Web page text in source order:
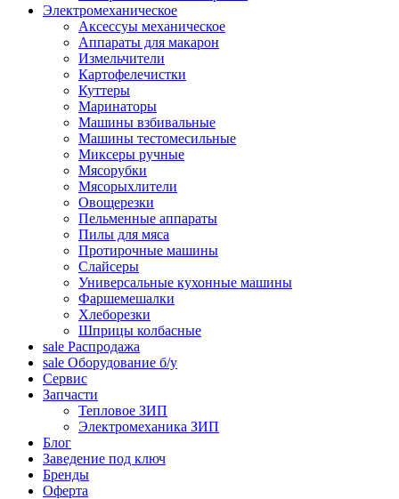
Электромеханическое
Аксессуы механическое
Аппараты для макарон
Измельчители
Картофелечистки
Куттеры
Маринаторы
Машины взбивальные
Машины тестомесильные
Миксеры ручные
Мясорубки
Мясорыхлители
Овощерезки
Пельменные аппараты
Пилы для мяса
Протирочные машины
Слайсеры
Универсальные кухонные машины
Фаршемешалки
Хлеборезки
Шприцы колбасные
sale Распродажа
sale Оборудование б/у
Сервис
Запчасти
Тепловое ЗИП
Электромеханика ЗИП
Блог
Заведение под ключ
Бренды
Оферта